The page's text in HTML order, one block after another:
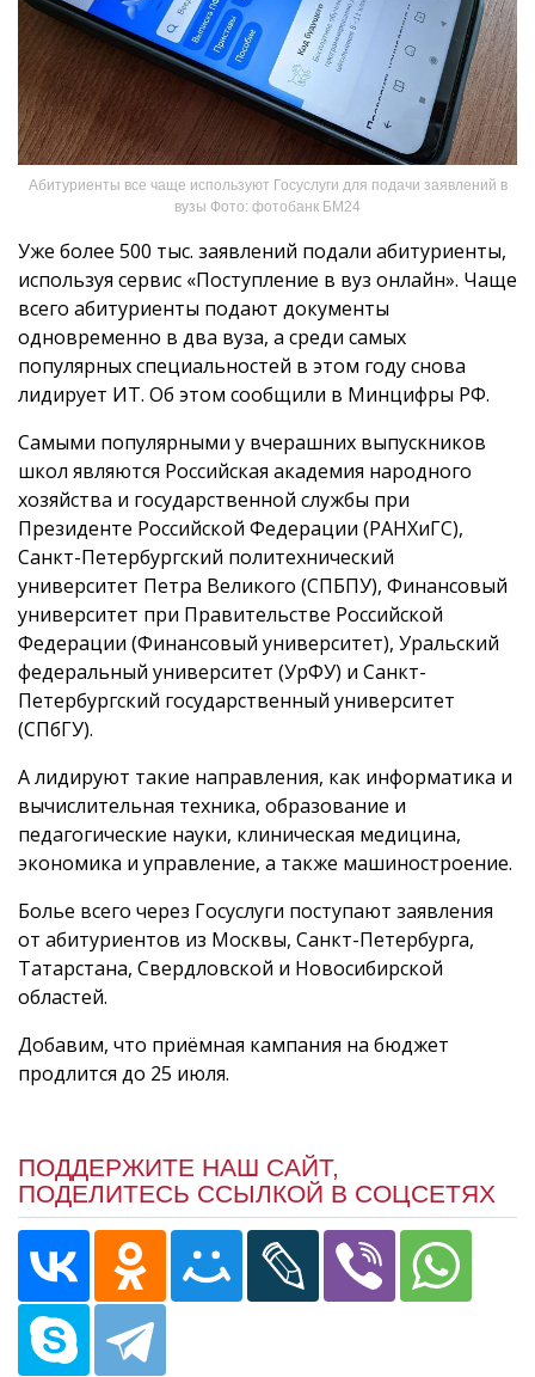
Абитуриенты все чаще используют Госуслуги для подачи заявлений в
вузы Фото: фотобанк БМ24
Уже более 500 тыс. заявлений подали абитуриенты,
используя сервис «Поступление в вуз онлайн». Чаще
всего абитуриенты подают документы
одновременно в два вуза, а среди самых
популярных специальностей в этом году снова
лидирует ИТ. Об этом сообщили в Минцифры РФ.
Самыми популярными у вчерашних выпускников
школ являются Российская академия народного
хозяйства и государственной службы при
Президенте Российской Федерации (РАНХиГС),
Санкт-Петербургский политехнический
университет Петра Великого (СПБПУ), Финансовый
университет при Правительстве Российской
Федерации (Финансовый университет), Уральский
федеральный университет (УрФУ) и Санкт-
Петербургский государственный университет
(СПбГУ).
А лидируют такие направления, как информатика и
вычислительная техника, образование и
педагогические науки, клиническая медицина,
экономика и управление, а также машиностроение.
Болье всего через Госуслуги поступают заявления
от абитуриентов из Москвы, Санкт-Петербурга,
Татарстана, Свердловской и Новосибирской
областей.
Добавим, что приёмная кампания на бюджет
продлится до 25 июля.
ПОДДЕРЖИТЕ НАШ САЙТ,
ПОДЕЛИТЕСЬ ССЫЛКОЙ В СОЦСЕТЯХ